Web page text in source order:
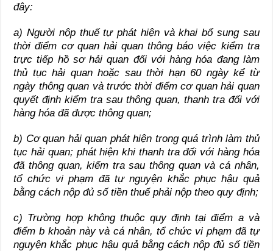
đây:
a) Người nộp thuế tự phát hiện và khai bổ sung sau
thời điểm cơ quan hải quan thông báo việc kiểm tra
trực tiếp hồ sơ hải quan đối với hàng hóa đang làm
thủ tục hải quan hoặc sau thời hạn 60 ngày kể từ
ngày thông quan và trước thời điểm cơ quan hải quan
quyết định kiểm tra sau thông quan, thanh tra đối với
hàng hóa đã được thông quan;
b) Cơ quan hải quan phát hiện trong quá trình làm thủ
tục hải quan; phát hiện khi thanh tra đối với hàng hóa
đã thông quan, kiểm tra sau thông quan và cá nhân,
tổ chức vi phạm đã tự nguyện khắc phục hậu quả
bằng cách nộp đủ số tiền thuế phải nộp theo quy định;
c) Trường hợp không thuộc quy định tại điểm a và
điểm b khoản này và cá nhân, tổ chức vi phạm đã tự
nguyện khắc phục hậu quả bằng cách nộp đủ số tiền